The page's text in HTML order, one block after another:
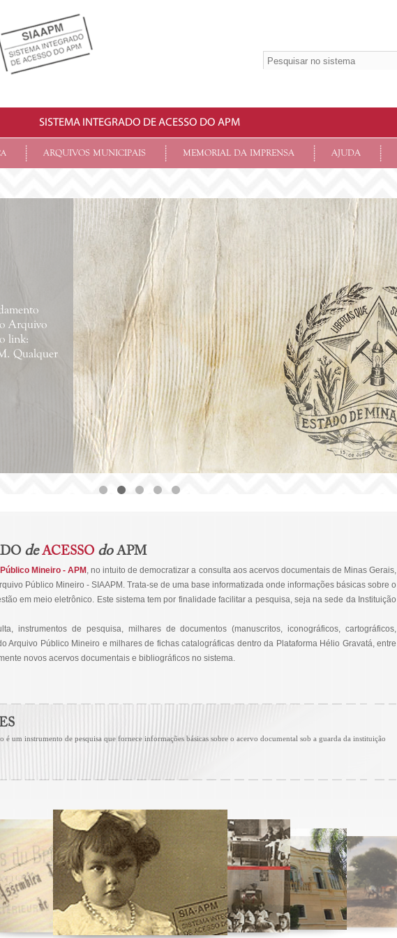
SISTEMA INTEGRADO DE ACESSO DO APM
ARQUIVOS MUNICIPAIS MEMORIAL DA IMPRENSA AJUDA
Arquivo
link:
Qualquer
de ACESSO doAPM
Mineiro - APM , no intuito de democratizar a consulta aos acervos documentais de Minas Gerais,
Público Mineiro - SIAAPM. Trata-se de uma base informatizada onde informações básicas sobre o
em meio eletrônico. Este sistema tem por finalidade facilitar a pesquisa, seja na sede da Instituição
instrumentos de pesquisa, milhares de documentos (manuscritos, iconográficos, cartográficos,
Arquivo Público Mineiro e milhares de fichas catalográficas dentro da Plataforma Hélio Gravatá, entre
novos acervos documentais e bibliográficos no sistema.
um instrumento de pesquisa que fornece informações básicas sobre o acervo documental sob a guarda da instituição